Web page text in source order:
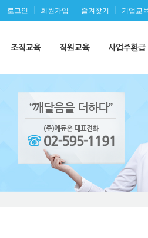
로그인 회원가입 즐겨찾기 기업교